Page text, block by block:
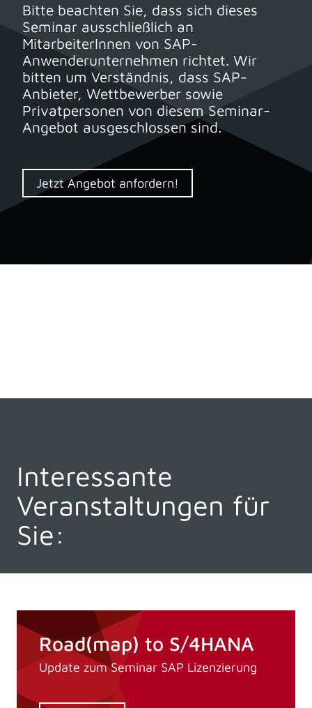
Bitte beachten Sie, dass sich dieses
Seminar ausschließlich an
MitarbeiterInnen von SAP-
Anwenderunternehmen richtet. Wir
bitten um Verständnis, dass SAP-
Anbieter, Wettbewerber sowie
Privatpersonen von diesem Seminar-
Angebot ausgeschlossen sind.
Jetzt Angebot anfordern!
Interessante
Veranstaltungen für
Sie:
Road(map) to S/4HANA
Update zum Seminar SAP Lizenzierung